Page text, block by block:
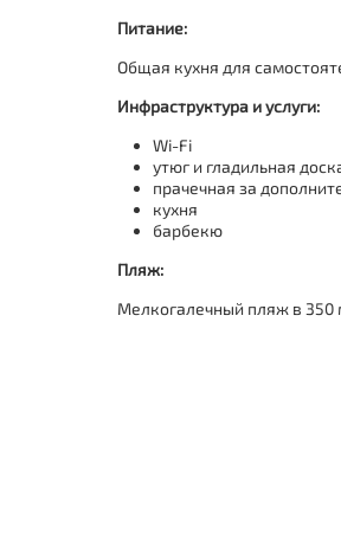
Питание:
Общая кухня для
Инфраструктура и услуги:
Wi-Fi
утюг и гладильная
прачечная за
кухня
барбекю
Пляж:
Мелкогалечный пляж в 350